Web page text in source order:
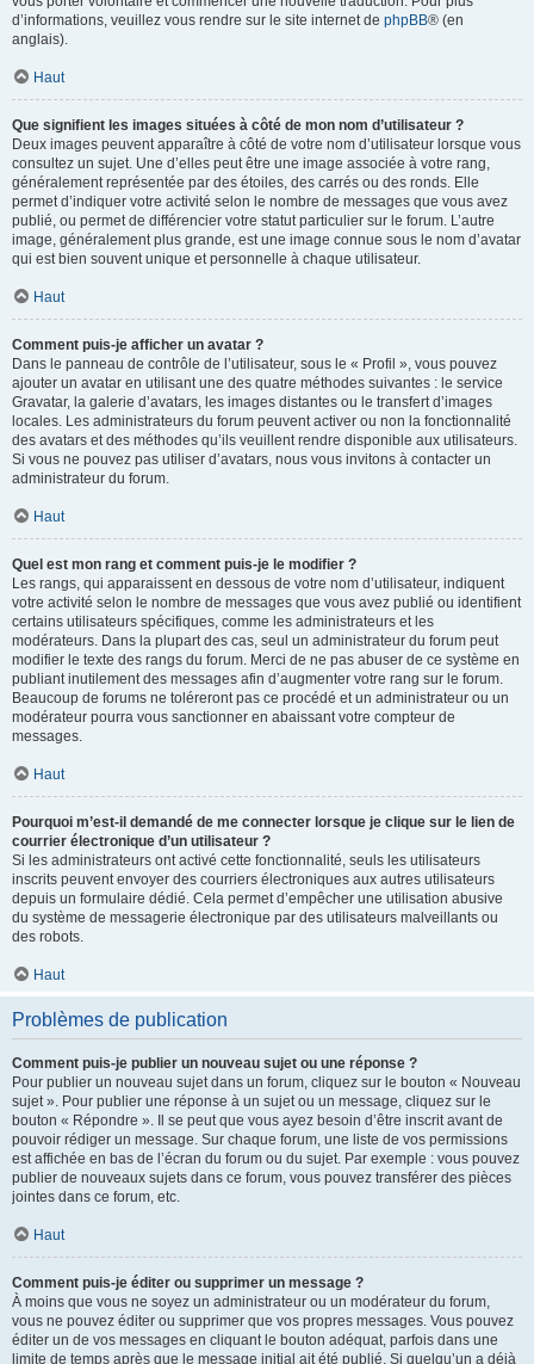
d’informations, veuillez vous rendre sur le site internet de phpBB® (en
anglais).
Haut
Que signifient les images situées à côté de mon nom d’utilisateur ?
Deux images peuvent apparaître à côté de votre nom d’utilisateur lorsque vous
consultez un sujet. Une d’elles peut être une image associée à votre rang,
généralement représentée par des étoiles, des carrés ou des ronds. Elle
permet d’indiquer votre activité selon le nombre de messages que vous avez
publié, ou permet de différencier votre statut particulier sur le forum. L’autre
image, généralement plus grande, est une image connue sous le nom d’avatar
qui est bien souvent unique et personnelle à chaque utilisateur.
Haut
Comment puis-je afficher un avatar ?
Dans le panneau de contrôle de l’utilisateur, sous le « Profil », vous pouvez
ajouter un avatar en utilisant une des quatre méthodes suivantes : le service
Gravatar, la galerie d’avatars, les images distantes ou le transfert d’images
locales. Les administrateurs du forum peuvent activer ou non la fonctionnalité
des avatars et des méthodes qu’ils veuillent rendre disponible aux utilisateurs.
Si vous ne pouvez pas utiliser d’avatars, nous vous invitons à contacter un
administrateur du forum.
Haut
Quel est mon rang et comment puis-je le modifier ?
Les rangs, qui apparaissent en dessous de votre nom d’utilisateur, indiquent
votre activité selon le nombre de messages que vous avez publié ou identifient
certains utilisateurs spécifiques, comme les administrateurs et les
modérateurs. Dans la plupart des cas, seul un administrateur du forum peut
modifier le texte des rangs du forum. Merci de ne pas abuser de ce système en
publiant inutilement des messages afin d’augmenter votre rang sur le forum.
Beaucoup de forums ne toléreront pas ce procédé et un administrateur ou un
modérateur pourra vous sanctionner en abaissant votre compteur de
messages.
Haut
Pourquoi m’est-il demandé de me connecter lorsque je clique sur le lien de
courrier électronique d’un utilisateur ?
Si les administrateurs ont activé cette fonctionnalité, seuls les utilisateurs
inscrits peuvent envoyer des courriers électroniques aux autres utilisateurs
depuis un formulaire dédié. Cela permet d’empêcher une utilisation abusive
du système de messagerie électronique par des utilisateurs malveillants ou
des robots.
Haut
Problèmes de publication
Comment puis-je publier un nouveau sujet ou une réponse ?
Pour publier un nouveau sujet dans un forum, cliquez sur le bouton « Nouveau
sujet ». Pour publier une réponse à un sujet ou un message, cliquez sur le
bouton « Répondre ». Il se peut que vous ayez besoin d’être inscrit avant de
pouvoir rédiger un message. Sur chaque forum, une liste de vos permissions
est affichée en bas de l’écran du forum ou du sujet. Par exemple : vous pouvez
publier de nouveaux sujets dans ce forum, vous pouvez transférer des pièces
jointes dans ce forum, etc.
Haut
Comment puis-je éditer ou supprimer un message ?
À moins que vous ne soyez un administrateur ou un modérateur du forum,
vous ne pouvez éditer ou supprimer que vos propres messages. Vous pouvez
éditer un de vos messages en cliquant le bouton adéquat, parfois dans une
limite de temps après que le message initial ait été publié. Si quelqu’un a déjà